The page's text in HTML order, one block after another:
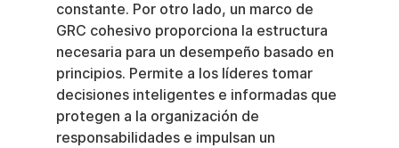
constante. Por otro lado, un marco de
GRC cohesivo proporciona la estructura
necesaria para un desempeño basado en
principios. Permite a los líderes tomar
decisiones inteligentes e informadas que
protegen a la organización de
responsabilidades e impulsan un